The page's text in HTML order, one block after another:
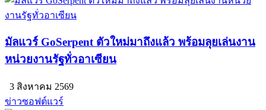
มัลแวร์ GoSerpent ตัวใหม่มาถึงแล้ว พร้อมลุยเล่นงาน
หน่วยงานรัฐทั่วอาเซียน
3 สิงหาคม 2569
ข่าวซอฟต์แวร์